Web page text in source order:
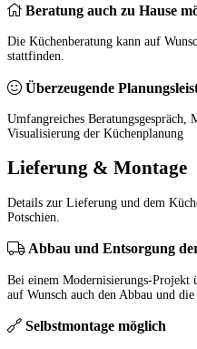
Beratung auch zu Hause
Die Küchenberatung kann auf
stattfinden.
Überzeugende
Umfangreiches Beratungsgespräch,
Visualisierung der Küchenplanung
Lieferung & Montage
Details zur Lieferung und dem
Potschien.
Abbau und Entsorgung
Bei einem Modernisierungs-Projekt
auf Wunsch auch den Abbau und
Selbstmontage möglich